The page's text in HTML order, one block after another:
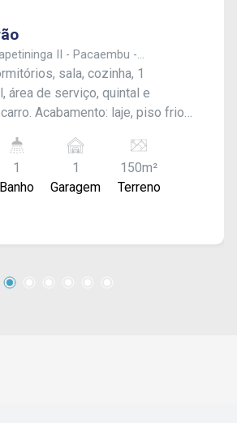
II - Pacaembu -
sala, cozinha, 1
área de serviço, quintal e
Acabamento: laje, piso frio
1
Banho
1
Garagem
150m²
Terreno